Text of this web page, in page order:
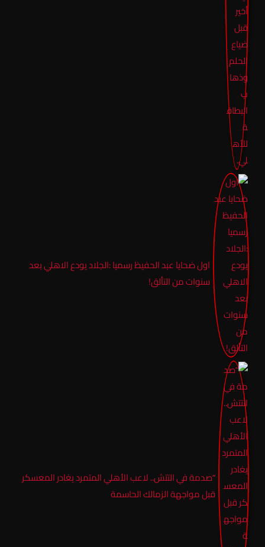
اول ضحايا عبد الحفيظ رسميا :الجلاد يودع الاهلي بعد
سنوات من التألق!
“صدمة في التتش.. لاعب الأهلي المتمرد يغادر المعسكر
قبل مواجهة الزمالك الحاسمة